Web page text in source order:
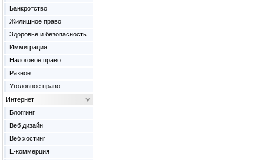
Банкротство
Жилищное право
Здоровье и безопасность
Иммиграция
Налоговое право
Разное
Уголовное право
Интернет
Блоггинг
Веб дизайн
Веб хостинг
Е-коммерция